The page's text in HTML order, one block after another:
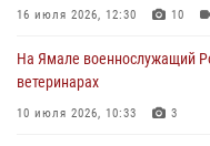
праздником
Сотрудники СОБР «Варк»
30 июля 2026, 09:34 1
16 июля 2026, 12:30 10
На Ямале военнослужащий
ветеринарах
10 июля 2026, 10:33 3